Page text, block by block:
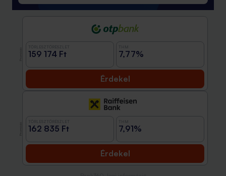
159 174 Ft 7,77%
Érdekel
162 835 Ft 7,91%
Érdekel